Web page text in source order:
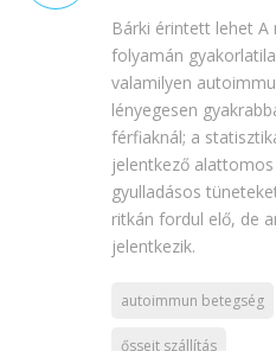
Bárki érintett lehet A
folyamán
valamilyen
lényegesen
férfiaknál; a
jelentkező
gyulladásos
ritkán fordul elő, de
jelentkezik.
autoimmun betegség
őssejt szállítás